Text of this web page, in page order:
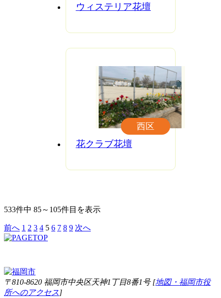
ウィステリア花壇
花クラブ花壇
西区
533件中 85～105件目を表示
前へ 1 2 3 4 5 6 7 8 9 次へ
〒810-8620 福岡市中央区天神1丁目8番1号 [地図・福岡市役
所へのアクセス]